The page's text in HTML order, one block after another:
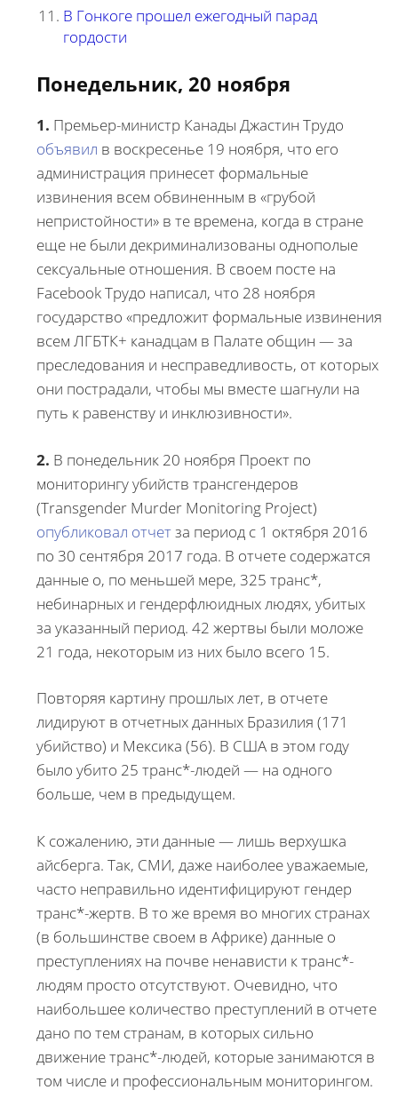
В Гонкоге прошел ежегодный парад
гордости
Понедельник, 20 ноября
1. Премьер-министр Канады Джастин Трудо
объявил в воскресенье 19 ноября, что его
администрация принесет формальные
извинения всем обвиненным в «грубой
непристойности» в те времена, когда в стране
еще не были декриминализованы однополые
сексуальные отношения. В своем посте на
Facebook Трудо написал, что 28 ноября
государство «предложит формальные извинения
всем ЛГБТК+ канадцам в Палате общин — за
преследования и несправедливость, от которых
они пострадали, чтобы мы вместе шагнули на
путь к равенству и инклюзивности».
2. В понедельник 20 ноября Проект по
мониторингу убийств трансгендеров
(Transgender Murder Monitoring Project)
опубликовал отчетза период с 1 октября 2016
по 30 сентября 2017 года. В отчете содержатся
данные о, по меньшей мере, 325 транс*,
небинарных и гендерфлюидных людях, убитых
за указанный период. 42 жертвы были моложе
21 года, некоторым из них было всего 15.
Повторяя картину прошлых лет, в отчете
лидируют в отчетных данных Бразилия (171
убийство) и Мексика (56). В США в этом году
было убито 25 транс*-людей — на одного
больше, чем в предыдущем.
К сожалению, эти данные — лишь верхушка
айсберга. Так, СМИ, даже наиболее уважаемые,
часто неправильно идентифицируют гендер
транс*-жертв. В то же время во многих странах
(в большинстве своем в Африке) данные о
преступлениях на почве ненависти к транс*-
людям просто отсутствуют. Очевидно, что
наибольшее количество преступлений в отчете
дано по тем странам, в которых сильно
движение транс*-людей, которые занимаются в
том числе и профессиональным мониторингом.